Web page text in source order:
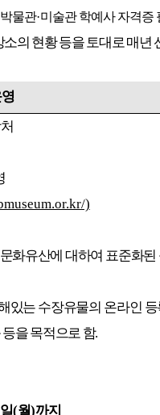
물관·미술관 학예사 자격증
소의 현황 등을 토대로 매년
)
화유산에 대하여 표준화
있는 수장유물의 온라인
을 목적으로 함.
일(월)까지